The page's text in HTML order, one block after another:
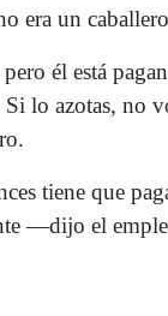
era un
él está
lo azotas, no
tiene que
—dijo el